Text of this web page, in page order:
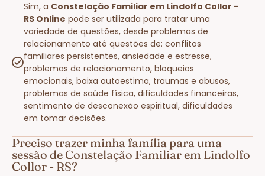
Sim, a Constelação Familiar em Lindolfo Collor -
RS Online pode ser utilizada para tratar uma
variedade de questões, desde problemas de
relacionamento até questões de: conflitos
familiares persistentes, ansiedade e estresse,
problemas de relacionamento, bloqueios
emocionais, baixa autoestima, traumas e abusos,
problemas de saúde física, dificuldades financeiras,
sentimento de desconexão espiritual, dificuldades
em tomar decisões.
Preciso trazer minha família para uma
sessão de Constelação Familiar em Lindolfo
Collor - RS?